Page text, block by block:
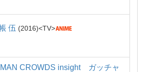
伍 2016 TV
CROWDS insight ガッチャ